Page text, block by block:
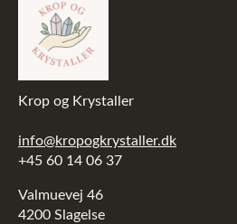
Krop og Krystaller
info@kropogkrystaller.dk
+45 60 14 06 37
Valmuevej 46
4200 Slagelse